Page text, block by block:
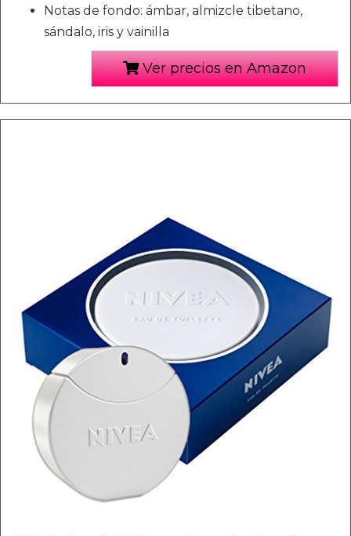
Notas de fondo: ámbar, almizcle tibetano,
sándalo, iris y vainilla
Ver precios en Amazon